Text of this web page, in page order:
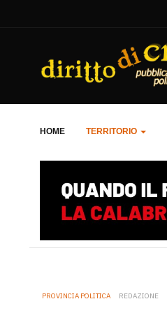
HOME TERRITORIO
PROVINCIA POLITICA REDAZIONE